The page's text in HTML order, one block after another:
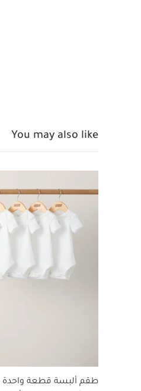
You may also like
طقم ألبسة قطعة واحدة